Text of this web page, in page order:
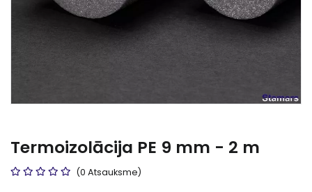
Termoizolācija PE 9 mm - 2 m
(0 Atsauksme)